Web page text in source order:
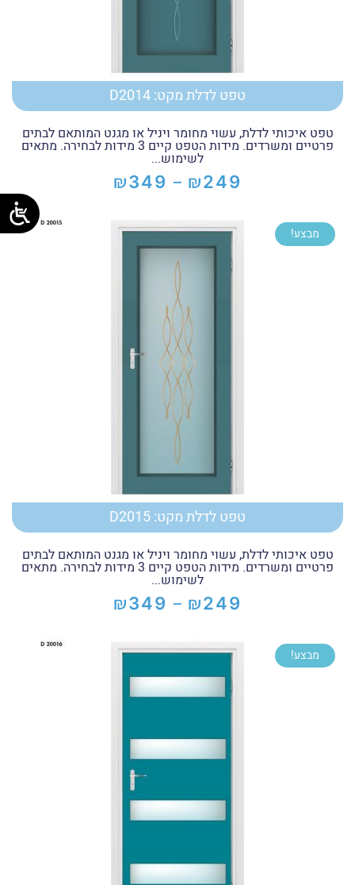
טפט לדלת מקט: D2014
טפט איכותי לדלת, עשוי מחומר ויניל או מגנט המותאם לבתים
פרטיים ומשרדים. מידות הטפט קיים 3 מידות לבחירה. מתאים
לשימוש...
₪249
–
₪349טווח
עד
⁦₪349⁩
מבצע!
טפט לדלת מקט: D2015
טפט איכותי לדלת, עשוי מחומר ויניל או מגנט המותאם לבתים
פרטיים ומשרדים. מידות הטפט קיים 3 מידות לבחירה. מתאים
לשימוש...
₪249
–
₪349טווח
עד
⁦₪349⁩
מבצע!